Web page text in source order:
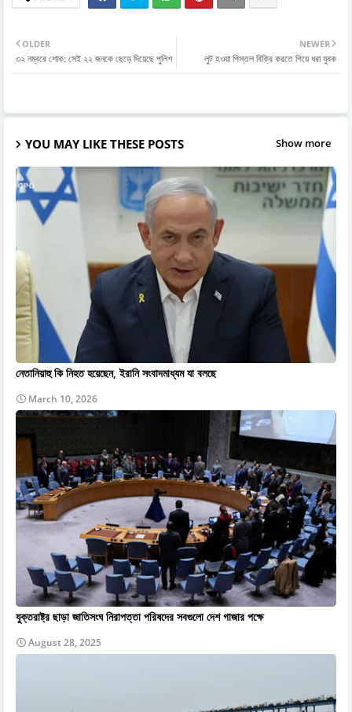
NEWER
লুট হওয়া পিস্তল বিক্রি করতে গিয়ে ধরা যুবক
OLDER
৩২ নম্বরে শোক: সেই ২২ জনকে ছেড়ে দিয়েছে পুলিশ
YOU MAY LIKE THESE POSTS Show more
নেতানিয়াহু কি নিহত হয়েছেন, ইরানি সংবাদমাধ্যম যা বলছে
March 10, 2026
যুক্তরাষ্ট্র ছাড়া জাতিসংঘ নিরাপত্তা পরিষদের সবগুলো দেশ গাজার পক্ষে
August 28, 2025